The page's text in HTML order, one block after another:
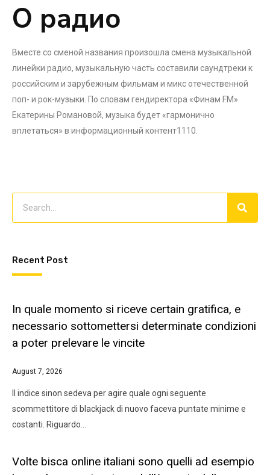
О радио
Вместе со сменой названия произошла смена музыкальной
линейки радио, музыкальную часть составили саундтреки к
российским и зарубежным фильмам и микс отечественной
поп- и рок-музыки. По словам гендиректора «Финам FM»
Екатерины Романовой, музыка будет «гармонично
вплетаться» в информационный контент1110.
Recent Post
In quale momento si riceve certain gratifica, e
necessario sottomettersi determinate condizioni
a poter prelevare le vincite
August 7, 2026
Il indice sinon sedeva per agire quale ogni seguente
scommettitore di blackjack di nuovo faceva puntate minime e
costanti. Riguardo…
Volte bisca online italiani sono quelli ad esempio